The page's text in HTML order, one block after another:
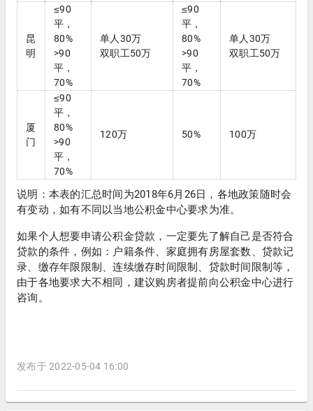
昆
明
≤90
平，
80%
>90
平，
70%
单人30万
双职工50万
≤90
平，
80%
>90
平，
70%
单人30万
双职工50万
厦
门
≤90
平，
80%
>90
平，
70%
120万 50% 100万
说明：本表的汇总时间为2018年6月26日，各地政策随时会
有变动，如有不同以当地公积金中心要求为准。
如果个人想要申请公积金贷款，一定要先了解自己是否符合
贷款的条件，例如：户籍条件、家庭拥有房屋套数、贷款记
录、缴存年限限制、连续缴存时间限制、贷款时间限制等，
由于各地要求大不相同，建议购房者提前向公积金中心进行
咨询。
发布于 2022-05-04 16:00